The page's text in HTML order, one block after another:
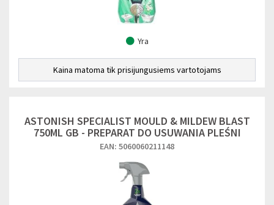
Yra
Kaina matoma tik prisijungusiems vartotojams
ASTONISH SPECIALIST MOULD & MILDEW BLAST
750ML GB - PREPARAT DO USUWANIA PLEŚNI
EAN: 5060060211148